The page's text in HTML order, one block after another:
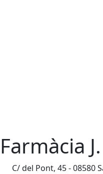
Farmàcia
C/ del Pont, 45 - 08580